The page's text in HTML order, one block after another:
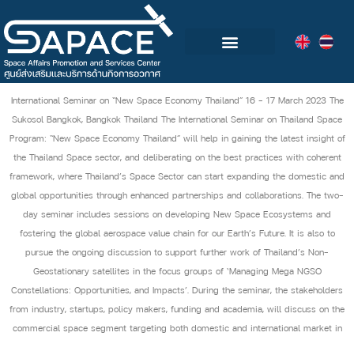
International Seminar on “New Space Economy Thailand” 16 – 17 March 2023 The
Sukosol Bangkok, Bangkok Thailand The International Seminar on Thailand Space
Program: “New Space Economy Thailand” will help in gaining the latest insight of
the Thailand Space sector, and deliberating on the best practices with coherent
framework, where Thailand’s Space Sector can start expanding the domestic and
global opportunities through enhanced partnerships and collaborations. The two-
day seminar includes sessions on developing New Space Ecosystems and
fostering the global aerospace value chain for our Earth’s Future. It is also to
pursue the ongoing discussion to support further work of Thailand’s Non-
Geostationary satellites in the focus groups of ‘Managing Mega NGSO
Constellations: Opportunities, and Impacts’. During the seminar, the stakeholders
from industry, startups, policy makers, funding and academia, will discuss on the
commercial space segment targeting both domestic and international market in